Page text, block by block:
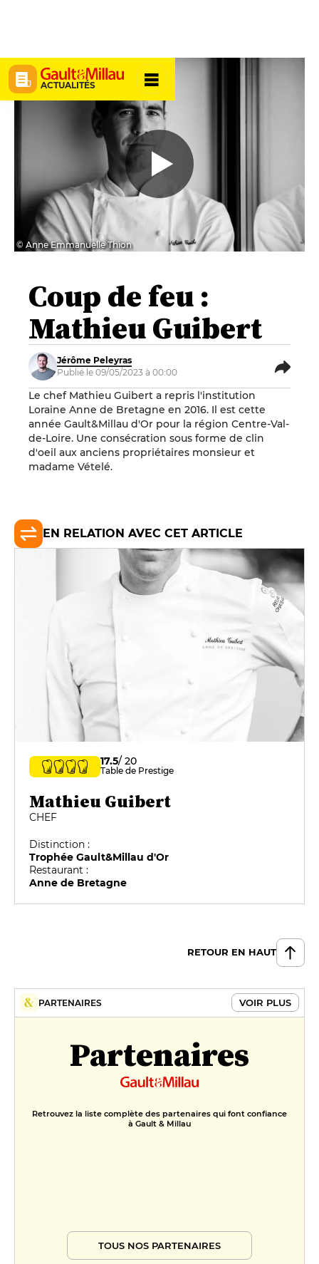
ACTUALITÉS
© Anne Emmanuelle Thion
Coup de feu :
Mathieu Guibert
Jérôme Peleyras
Publié le 09/05/2023 à 00:00
Le chef Mathieu Guibert a repris l'institution
Loraine Anne de Bretagne en 2016. Il est cette
année Gault&Millau d'Or pour la région Centre-Val-
de-Loire. Une consécration sous forme de clin
d'oeil aux anciens propriétaires monsieur et
madame Vételé.
EN RELATION AVEC CET ARTICLE
17.5/ 20
Table de Prestige
Mathieu Guibert
CHEF
Distinction :
Trophée Gault&Millau d'Or
Restaurant :
Anne de Bretagne
RETOUR EN HAUT
PARTENAIRES VOIR PLUS
Partenaires
Retrouvez la liste complète des partenaires qui font confiance
à Gault & Millau
TOUS NOS PARTENAIRES